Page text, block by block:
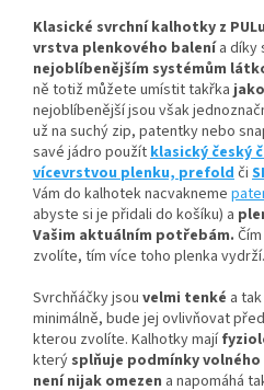
Klasické svrchní kalhotky z PULu
vrstva plenkového balenía díky
nejoblíbenějším systémům
ně totiž můžete umístittakřka
nejoblíbenější jsou však
už na suchý zip, patentky nebo
savé jádro použítklasický český
vícevrstvou plenku,prefoldči
Vám do kalhotek nacvakneme
abyste si je přidali do košíku) a
Vašim aktuálním potřebám.
zvolíte, tím více toho plenka vydrží.
Svrchňáčky jsou velmi tenké a
minimálně, bude jej ovlivňovat
kterou zvolíte. Kalhotky mají
který splňuje podmínky
není nijak omezen a napomáhá